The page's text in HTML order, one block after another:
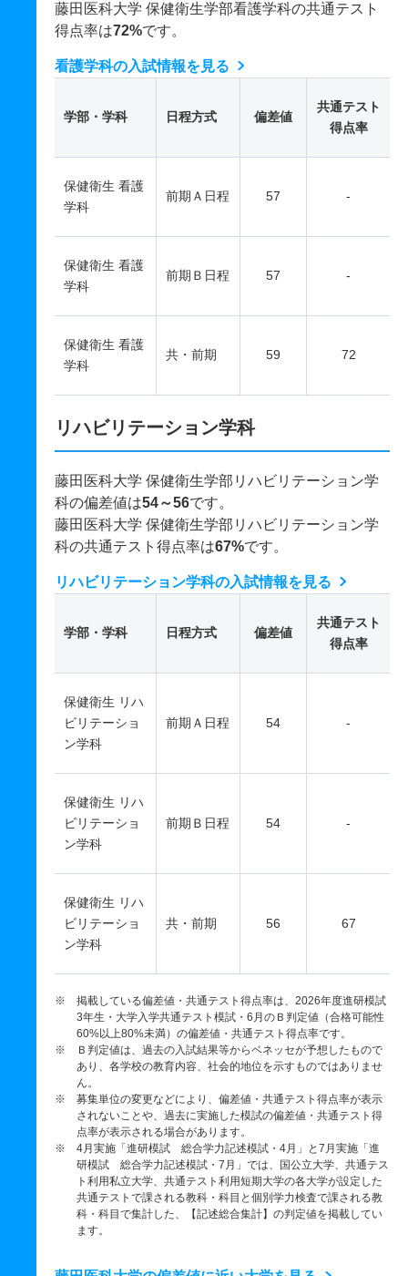
藤田医科大学 保健衛生学部看護学科の共通テスト
得点率は72%です。
看護学科の入試情報を見る
学部・学科 日程方式 偏差値
共通テスト
得点率
保健衛生 看護
学科
前期Ａ日程 57 -
保健衛生 看護
学科
前期Ｂ日程 57 -
保健衛生 看護
学科
共・前期 59 72
リハビリテーション学科
藤田医科大学 保健衛生学部リハビリテーション学
科の偏差値は54～56です。
藤田医科大学 保健衛生学部リハビリテーション学
科の共通テスト得点率は67%です。
リハビリテーション学科の入試情報を見る
学部・学科 日程方式 偏差値
共通テスト
得点率
保健衛生 リハ
ビリテーショ
ン学科
前期Ａ日程 54 -
保健衛生 リハ
ビリテーショ
ン学科
前期Ｂ日程 54 -
保健衛生 リハ
ビリテーショ
ン学科
共・前期 56 67
※ 掲載している偏差値・共通テスト得点率は、2026年度進研模試
3年生・大学入学共通テスト模試・6月のＢ判定値（合格可能性
60%以上80%未満）の偏差値・共通テスト得点率です。
※ Ｂ判定値は、過去の入試結果等からベネッセが予想したもので
あり、各学校の教育内容、社会的地位を示すものではありませ
ん。
※ 募集単位の変更などにより、偏差値・共通テスト得点率が表示
されないことや、過去に実施した模試の偏差値・共通テスト得
点率が表示される場合があります。
※ 4月実施「進研模試 総合学力記述模試・4月」と7月実施「進
研模試 総合学力記述模試・7月」では、国公立大学、共通テス
ト利用私立大学、共通テスト利用短期大学の各大学が設定した
共通テストで課される教科・科目と個別学力検査で課される教
科・科目で集計した、【記述総合集計】の判定値を掲載してい
ます。